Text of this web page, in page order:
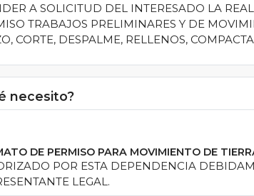
A SOLICITUD DEL INTERESADO LA
TRABAJOS PRELIMINARES Y DE
CORTE, DESPALME, RELLENOS,
necesito?
DE PERMISO PARA MOVIMIENTO DE
POR ESTA DEPENDENCIA
LEGAL.